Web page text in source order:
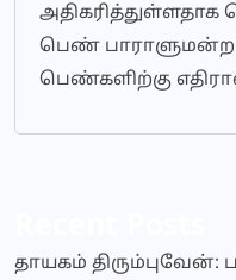
அதிகரித்துள்ளதாக
பெண் பாராளுமன்ற
பெண்களிற்கு
தாயகம்